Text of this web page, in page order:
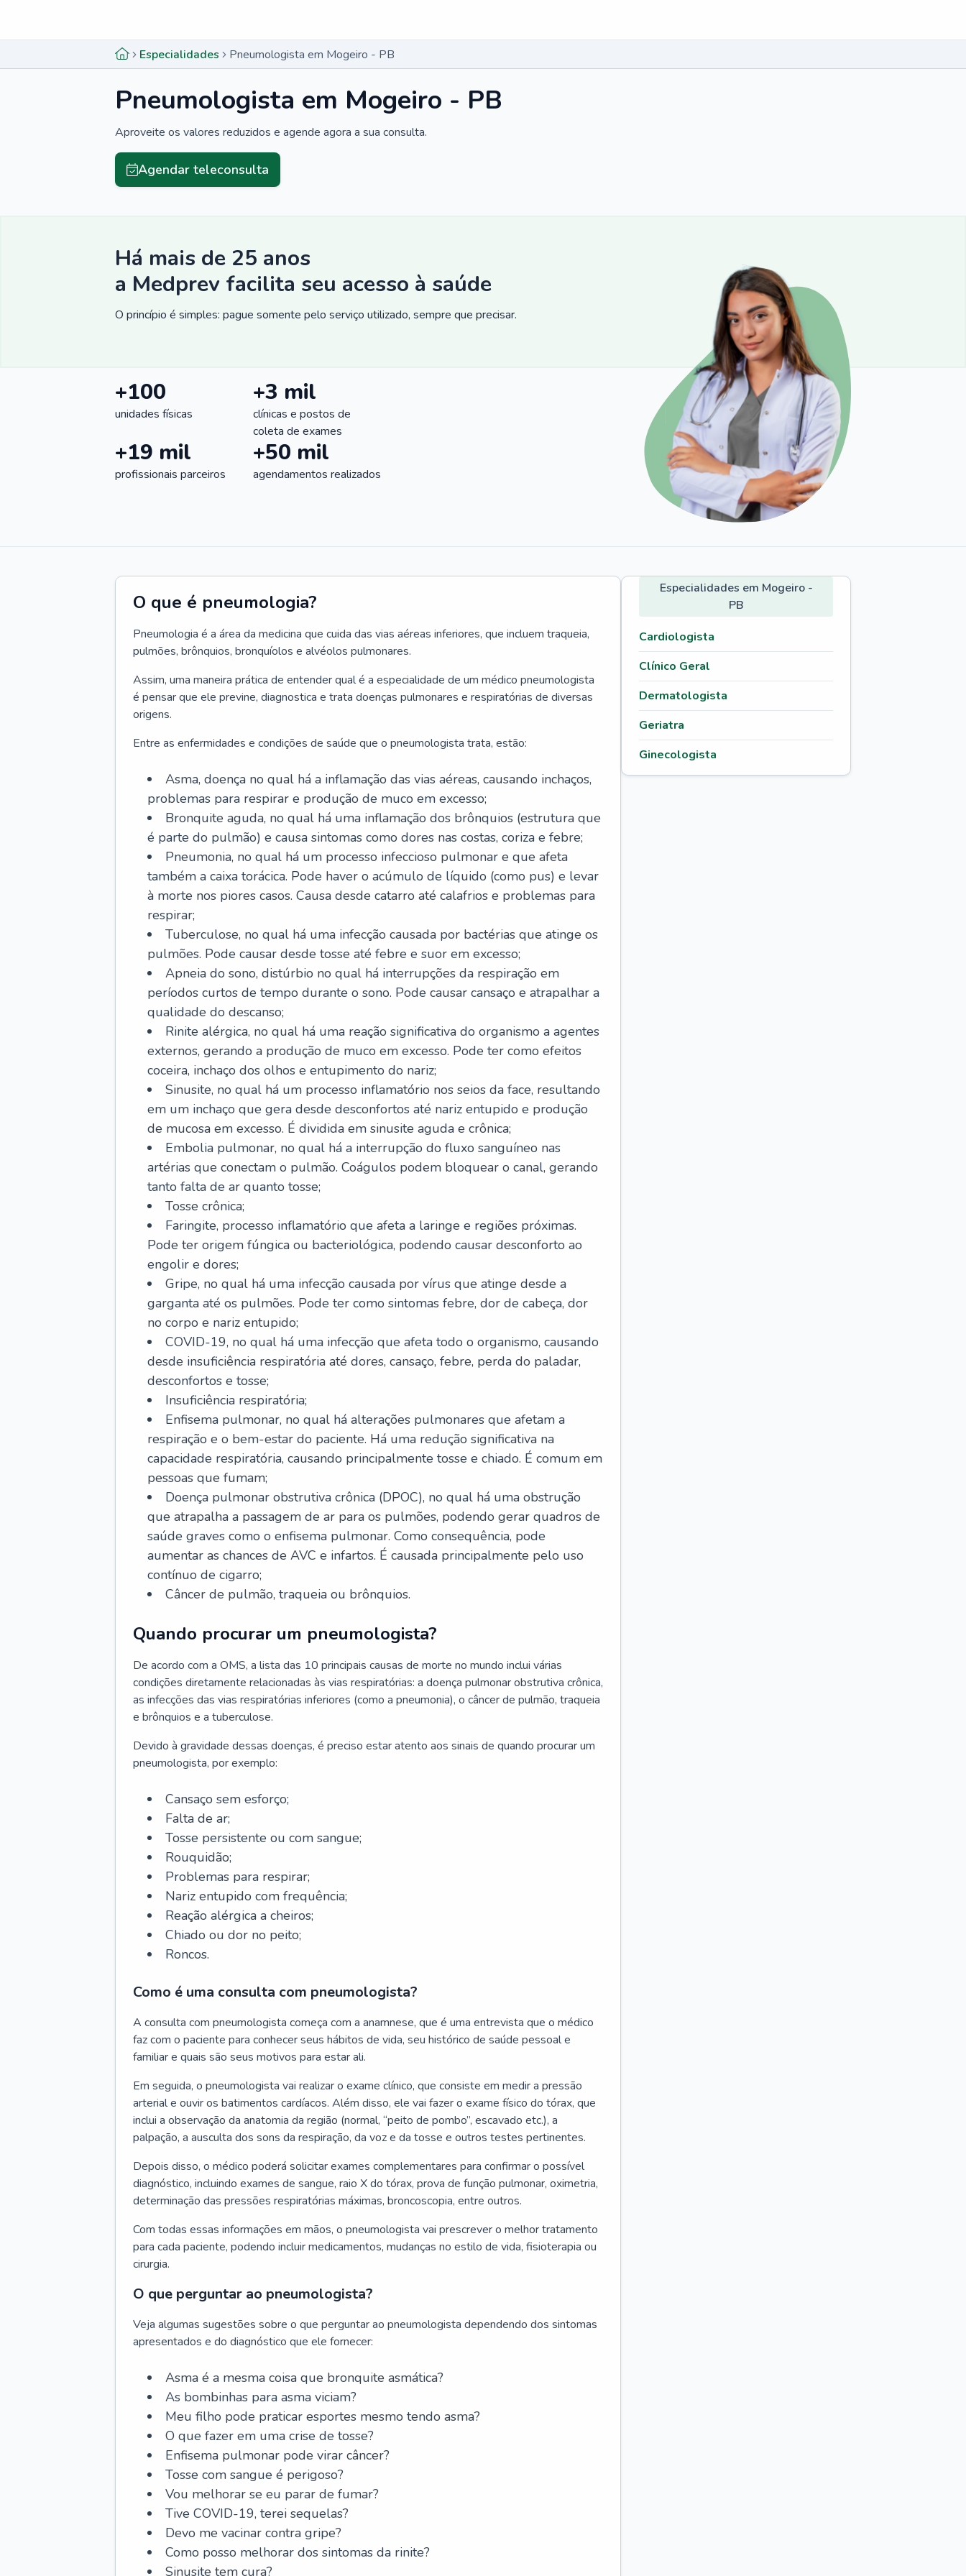
Especialidades Pneumologista em Mogeiro - PB
Pneumologista em Mogeiro - PB
Aproveite os valores reduzidos e agende agora a sua consulta.
Agendar teleconsulta
Há mais de 25 anos
a Medprev facilita seu acesso à saúde
O princípio é simples: pague somente pelo serviço utilizado, sempre que precisar.
+100
unidades físicas
+3 mil
clínicas e postos de
coleta de exames
+19 mil
profissionais parceiros
+50 mil
agendamentos realizados
O que é pneumologia?
Pneumologia é a área da medicina que cuida das vias aéreas inferiores, que incluem traqueia,
pulmões, brônquios, bronquíolos e alvéolos pulmonares.
Assim, uma maneira prática de entender qual é a especialidade de um médico pneumologista
é pensar que ele previne, diagnostica e trata doenças pulmonares e respiratórias de diversas
origens.
Entre as enfermidades e condições de saúde que o pneumologista trata, estão:
Asma, doença no qual há a inflamação das vias aéreas, causando inchaços,
problemas para respirar e produção de muco em excesso;
Bronquite aguda, no qual há uma inflamação dos brônquios (estrutura que
é parte do pulmão) e causa sintomas como dores nas costas, coriza e febre;
Pneumonia, no qual há um processo infeccioso pulmonar e que afeta
também a caixa torácica. Pode haver o acúmulo de líquido (como pus) e levar
à morte nos piores casos. Causa desde catarro até calafrios e problemas para
respirar;
Tuberculose, no qual há uma infecção causada por bactérias que atinge os
pulmões. Pode causar desde tosse até febre e suor em excesso;
Apneia do sono, distúrbio no qual há interrupções da respiração em
períodos curtos de tempo durante o sono. Pode causar cansaço e atrapalhar a
qualidade do descanso;
Rinite alérgica, no qual há uma reação significativa do organismo a agentes
externos, gerando a produção de muco em excesso. Pode ter como efeitos
coceira, inchaço dos olhos e entupimento do nariz;
Sinusite, no qual há um processo inflamatório nos seios da face, resultando
em um inchaço que gera desde desconfortos até nariz entupido e produção
de mucosa em excesso. É dividida em sinusite aguda e crônica;
Embolia pulmonar, no qual há a interrupção do fluxo sanguíneo nas
artérias que conectam o pulmão. Coágulos podem bloquear o canal, gerando
tanto falta de ar quanto tosse;
Tosse crônica;
Faringite, processo inflamatório que afeta a laringe e regiões próximas.
Pode ter origem fúngica ou bacteriológica, podendo causar desconforto ao
engolir e dores;
Gripe, no qual há uma infecção causada por vírus que atinge desde a
garganta até os pulmões. Pode ter como sintomas febre, dor de cabeça, dor
no corpo e nariz entupido;
COVID-19, no qual há uma infecção que afeta todo o organismo, causando
desde insuficiência respiratória até dores, cansaço, febre, perda do paladar,
desconfortos e tosse;
Insuficiência respiratória;
Enfisema pulmonar, no qual há alterações pulmonares que afetam a
respiração e o bem-estar do paciente. Há uma redução significativa na
capacidade respiratória, causando principalmente tosse e chiado. É comum em
pessoas que fumam;
Doença pulmonar obstrutiva crônica (DPOC), no qual há uma obstrução
que atrapalha a passagem de ar para os pulmões, podendo gerar quadros de
saúde graves como o enfisema pulmonar. Como consequência, pode
aumentar as chances de AVC e infartos. É causada principalmente pelo uso
contínuo de cigarro;
Câncer de pulmão, traqueia ou brônquios.
Quando procurar um pneumologista?
De acordo com a OMS, a lista das 10 principais causas de morte no mundo inclui várias
condições diretamente relacionadas às vias respiratórias: a doença pulmonar obstrutiva crônica,
as infecções das vias respiratórias inferiores (como a pneumonia), o câncer de pulmão, traqueia
e brônquios e a tuberculose.
Devido à gravidade dessas doenças, é preciso estar atento aos sinais de quando procurar um
pneumologista, por exemplo:
Cansaço sem esforço;
Falta de ar;
Tosse persistente ou com sangue;
Rouquidão;
Problemas para respirar;
Nariz entupido com frequência;
Reação alérgica a cheiros;
Chiado ou dor no peito;
Roncos.
Como é uma consulta com pneumologista?
A consulta com pneumologista começa com a anamnese, que é uma entrevista que o médico
faz com o paciente para conhecer seus hábitos de vida, seu histórico de saúde pessoal e
familiar e quais são seus motivos para estar ali.
Em seguida, o pneumologista vai realizar o exame clínico, que consiste em medir a pressão
arterial e ouvir os batimentos cardíacos. Além disso, ele vai fazer o exame físico do tórax, que
inclui a observação da anatomia da região (normal, “peito de pombo”, escavado etc.), a
palpação, a ausculta dos sons da respiração, da voz e da tosse e outros testes pertinentes.
Depois disso, o médico poderá solicitar exames complementares para confirmar o possível
diagnóstico, incluindo exames de sangue, raio X do tórax, prova de função pulmonar, oximetria,
determinação das pressões respiratórias máximas, broncoscopia, entre outros.
Com todas essas informações em mãos, o pneumologista vai prescrever o melhor tratamento
para cada paciente, podendo incluir medicamentos, mudanças no estilo de vida, fisioterapia ou
cirurgia.
O que perguntar ao pneumologista?
Veja algumas sugestões sobre o que perguntar ao pneumologista dependendo dos sintomas
apresentados e do diagnóstico que ele fornecer:
Asma é a mesma coisa que bronquite asmática?
As bombinhas para asma viciam?
Meu filho pode praticar esportes mesmo tendo asma?
O que fazer em uma crise de tosse?
Enfisema pulmonar pode virar câncer?
Tosse com sangue é perigoso?
Vou melhorar se eu parar de fumar?
Tive COVID-19, terei sequelas?
Devo me vacinar contra gripe?
Como posso melhorar dos sintomas da rinite?
Sinusite tem cura?
Especialidades em Mogeiro -
PB
Cardiologista
Clínico Geral
Dermatologista
Geriatra
Ginecologista